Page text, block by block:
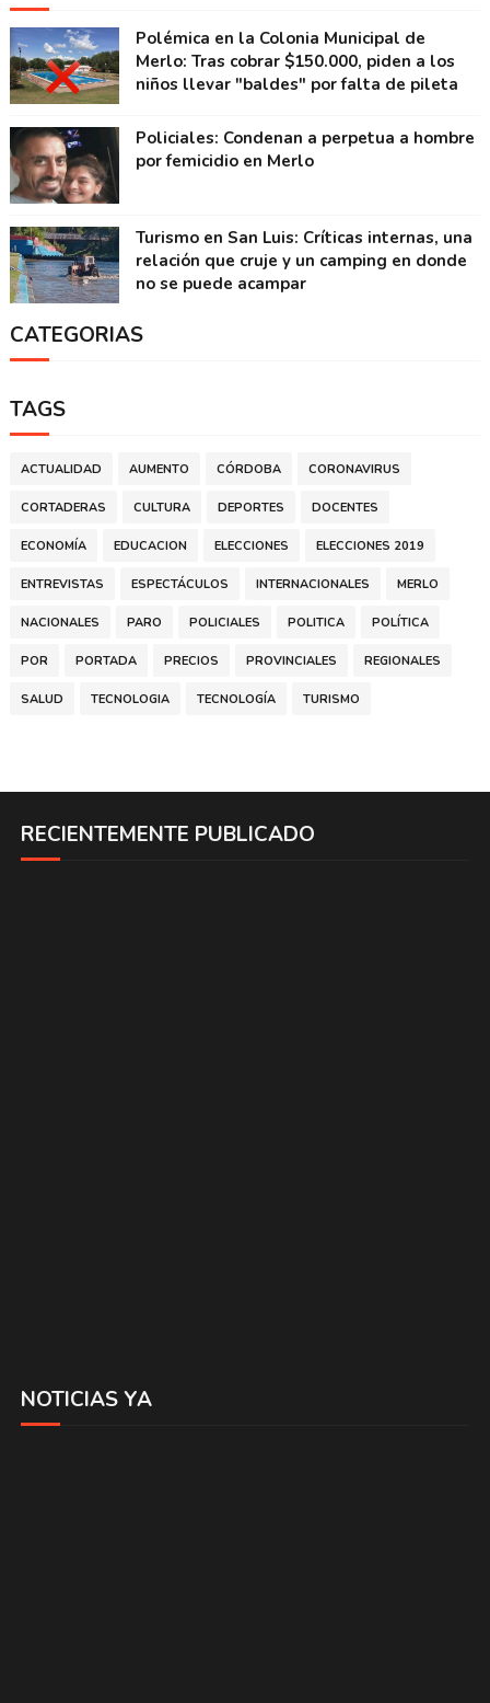
Polémica en la Colonia Municipal de
Merlo: Tras cobrar $150.000, piden a los
niños llevar "baldes" por falta de pileta
Policiales: Condenan a perpetua a hombre
por femicidio en Merlo
Turismo en San Luis: Críticas internas, una
relación que cruje y un camping en donde
no se puede acampar
CATEGORIAS
TAGS
ACTUALIDAD AUMENTO CÓRDOBA CORONAVIRUS
CORTADERAS CULTURA DEPORTES DOCENTES
ECONOMÍA EDUCACION ELECCIONES ELECCIONES 2019
ENTREVISTAS ESPECTÁCULOS INTERNACIONALES MERLO
NACIONALES PARO POLICIALES POLITICA POLÍTICA
POR PORTADA PRECIOS PROVINCIALES REGIONALES
SALUD TECNOLOGIA TECNOLOGÍA TURISMO
RECIENTEMENTE PUBLICADO
NOTICIAS YA